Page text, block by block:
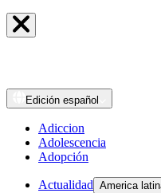
Edición español
Adiccion
Adolescencia
Adopción
Actualidad America